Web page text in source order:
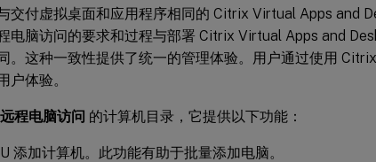
交付虚拟桌面和应用程序相同的 Citrix Virtual Apps and
电脑访问的要求和过程与部署 Citrix Virtual Apps and
。这种一致性提供了统一的管理体验。用户通过使用
户体验。
远程电脑访问 的计算机目录，它提供以下功能：
添加计算机。此功能有助于批量添加电脑。